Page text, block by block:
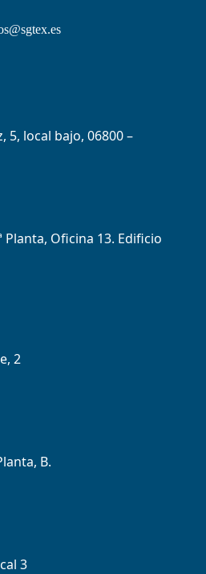
5, local bajo, 06800 –
Planta, Oficina 13. Edificio
2
B.
3